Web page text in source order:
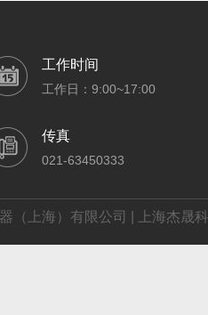
工作时间
工作日：9:00~17:00
传真
021-63450333
（上海）有限公司 | 上海杰